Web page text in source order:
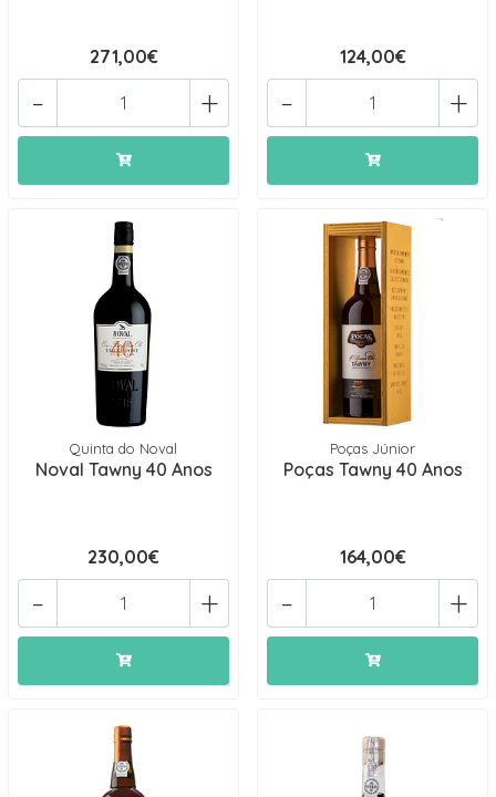
271,00€
+
-
124,00€
+
-
Quinta do Noval
Noval Tawny 40 Anos
230,00€
+
-
Poças Júnior
Poças Tawny 40 Anos
164,00€
+
-